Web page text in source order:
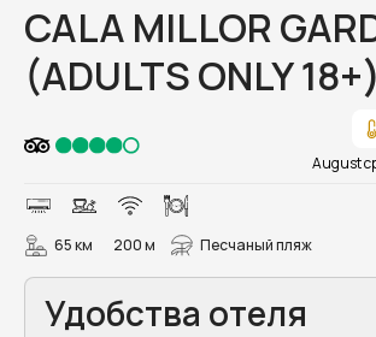
CALA MILLOR
(ADULTS ONLY 18+)
August
65 км 200 м Песчаный пляж
Удобства отеля